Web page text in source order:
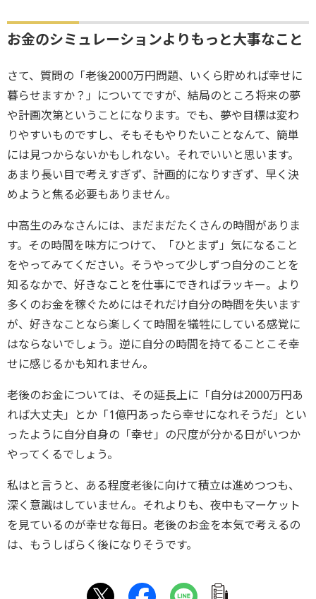
お金のシミュレーションよりもっと大事なこと
さて、質問の「老後2000万円問題、いくら貯めれば幸せに
暮らせますか？」についてですが、結局のところ将来の夢
や計画次第ということになります。でも、夢や目標は変わ
りやすいものですし、そもそもやりたいことなんて、簡単
には見つからないかもしれない。それでいいと思います。
あまり長い目で考えすぎず、計画的になりすぎず、早く決
めようと焦る必要もありません。
中高生のみなさんには、まだまだたくさんの時間がありま
す。その時間を味方につけて、「ひとまず」気になること
をやってみてください。そうやって少しずつ自分のことを
知るなかで、好きなことを仕事にできればラッキー。より
多くのお金を稼ぐためにはそれだけ自分の時間を失います
が、好きなことなら楽しくて時間を犠牲にしている感覚に
はならないでしょう。逆に自分の時間を持てることこそ幸
せに感じるかも知れません。
老後のお金については、その延長上に「自分は2000万円あ
れば大丈夫」とか「1億円あったら幸せになれそうだ」とい
ったように自分自身の「幸せ」の尺度が分かる日がいつか
やってくるでしょう。
私はと言うと、ある程度老後に向けて積立は進めつつも、
深く意識はしていません。それよりも、夜中もマーケット
を見ているのが幸せな毎日。老後のお金を本気で考えるの
は、もうしばらく後になりそうです。